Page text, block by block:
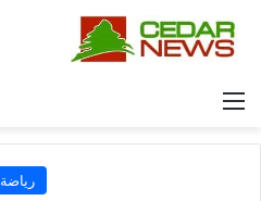
القائمة
رياضة